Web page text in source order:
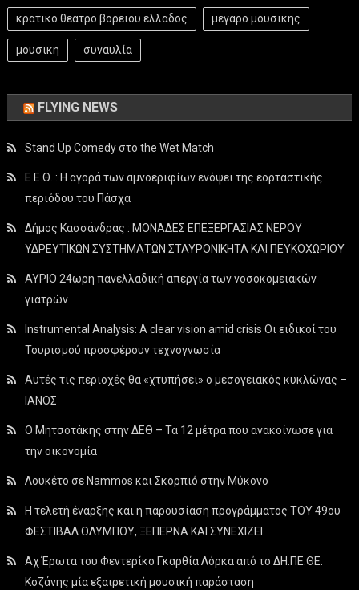
κρατικο θεατρο βορειου ελλαδος μεγαρο μουσικης
μουσικη συναυλία
FLYING NEWS
Stand Up Comedy στο the Wet Match
Ε.Ε.Θ. : Η αγορά των αμνοεριφίων ενόψει της εορταστικής
περιόδου του Πάσχα
Δήμος Κασσάνδρας : ΜΟΝΑΔΕΣ ΕΠΕΞΕΡΓΑΣΙΑΣ ΝΕΡΟΥ
ΥΔΡΕΥΤΙΚΩΝ ΣΥΣΤΗΜΑΤΩΝ ΣΤΑΥΡΟΝΙΚΗΤΑ ΚΑΙ ΠΕΥΚΟΧΩΡΙΟΥ
ΑΥΡΙΟ 24ωρη πανελλαδική απεργία των νοσοκομειακών
γιατρών
Instrumental Analysis: A clear vision amid crisis Οι ειδικοί του
Τουρισμού προσφέρουν τεχνογνωσία
Αυτές τις περιοχές θα «χτυπήσει» ο μεσογειακός κυκλώνας –
ΙΑΝΟΣ
Ο Μητσοτάκης στην ΔΕΘ – Τα 12 μέτρα που ανακοίνωσε για
την οικονομία
Λουκέτο σε Nammos και Σκορπιό στην Μύκονο
Η τελετή έναρξης και η παρουσίαση προγράμματος ΤΟΥ 49ου
ΦΕΣΤΙΒΑΛ ΟΛΥΜΠΟΥ, ΞΕΠΕΡΝΑ ΚΑΙ ΣΥΝΕΧΙΖΕΙ
Αχ Έρωτα του Φεντερίκο Γκαρθία Λόρκα από το ΔΗ.ΠΕ.ΘΕ.
Κοζάνης μία εξαιρετική μουσική παράσταση